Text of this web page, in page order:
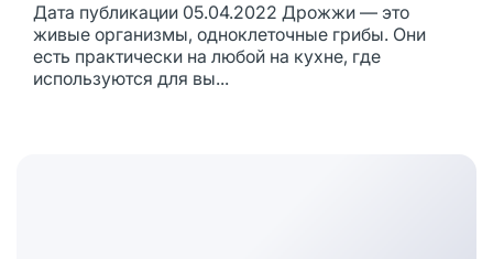
Дата публикации 05.04.2022 Дрожжи — это
живые организмы, одноклеточные грибы. Они
есть практически на любой на кухне, где
используются для вы...